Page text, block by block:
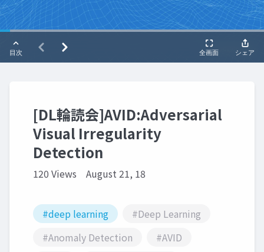
[DL輪読会]AVID:Adversarial
Visual Irregularity
Detection
120 Views August 21, 18
#deep learning
#Deep Learning
#Anomaly Detection
#AVID